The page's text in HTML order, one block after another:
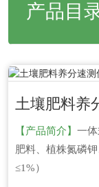
产品目
土壤肥料养
【产品简介】 一
肥料、植株氮磷
≤1%）